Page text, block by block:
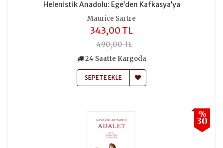
Helenistik Anadolu: Ege’den Kafkasya’ya
Maurice Sartre
343,00 TL
490,00 TL
24 Saatte Kargoda
SEPETE EKLE
%
30